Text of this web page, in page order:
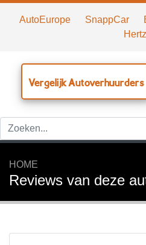
AutoEurope SnappCar
Hertz
Vergelijk Autoverhuurders
HOME
Reviews van deze